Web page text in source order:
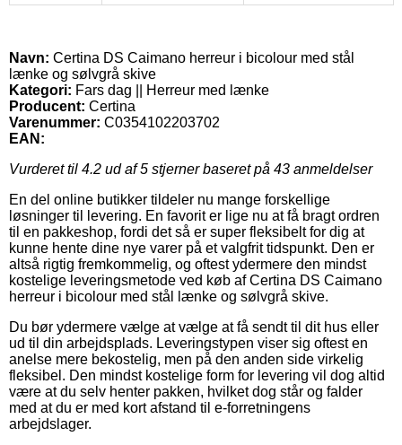
Navn: Certina DS Caimano herreur i bicolour med stål
lænke og sølvgrå skive
Kategori: Fars dag || Herreur med lænke
Producent: Certina
Varenummer: C0354102203702
EAN:
Vurderet til 4.2 ud af 5 stjerner baseret på 43 anmeldelser
En del online butikker tildeler nu mange forskellige
løsninger til levering. En favorit er lige nu at få bragt ordren
til en pakkeshop, fordi det så er super fleksibelt for dig at
kunne hente dine nye varer på et valgfrit tidspunkt. Den er
altså rigtig fremkommelig, og oftest ydermere den mindst
kostelige leveringsmetode ved køb af Certina DS Caimano
herreur i bicolour med stål lænke og sølvgrå skive.
Du bør ydermere vælge at vælge at få sendt til dit hus eller
ud til din arbejdsplads. Leveringstypen viser sig oftest en
anelse mere bekostelig, men på den anden side virkelig
fleksibel. Den mindst kostelige form for levering vil dog altid
være at du selv henter pakken, hvilket dog står og falder
med at du er med kort afstand til e-forretningens
arbejdslager.